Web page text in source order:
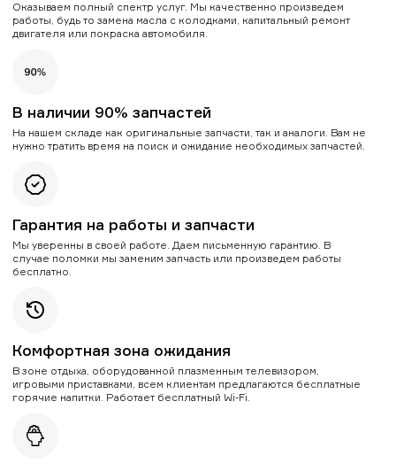
Оказываем полный спектр услуг. Мы качественно произведем
работы, будь то замена масла с колодками, капитальный ремонт
двигателя или покраска автомобиля.
В наличии 90% запчастей
На нашем складе как оригинальные запчасти, так и аналоги. Вам не
нужно тратить время на поиск и ожидание необходимых запчастей.
Гарантия на работы и запчасти
Мы уверенны в своей работе. Даем письменную гарантию. В
случае поломки мы заменим запчасть или произведем работы
бесплатно.
Комфортная зона ожидания
В зоне отдыха, оборудованной плазменным телевизором,
игровыми приставками, всем клиентам предлагаются бесплатные
горячие напитки. Работает бесплатный Wi-Fi.